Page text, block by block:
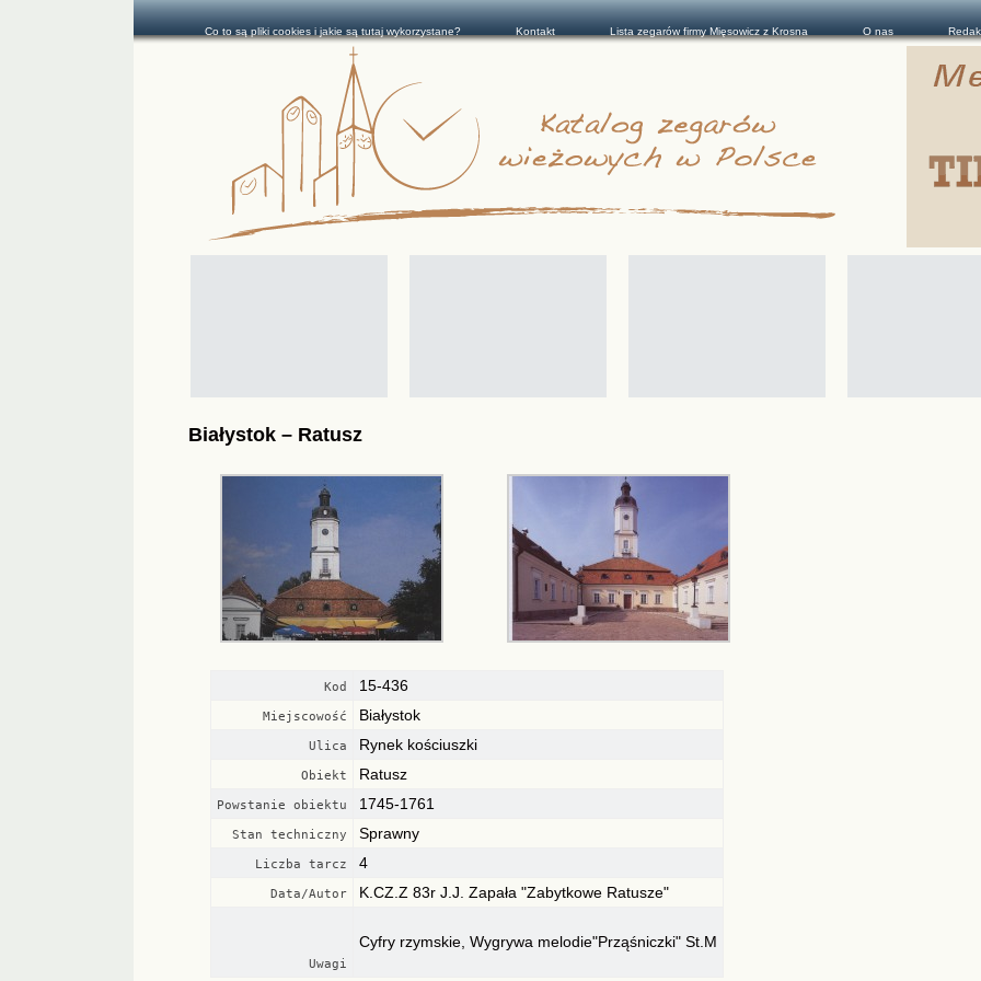
Białystok – Ratusz
Kod 15-436
Miejscowość Białystok
Ulica Rynek kościuszki
Obiekt Ratusz
Powstanie obiektu 1745-1761
Stan techniczny Sprawny
Liczba tarcz 4
Data/Autor K.CZ.Z 83r J.J. Zapała "Zabytkowe Ratusze"
Uwagi
Cyfry rzymskie, Wygrywa melodie"Prząśniczki" St.M
Co to są pliki cookies i jakie są tutaj wykorzystane? Kontakt Lista zegarów firmy Mięsowicz z Krosna O nas